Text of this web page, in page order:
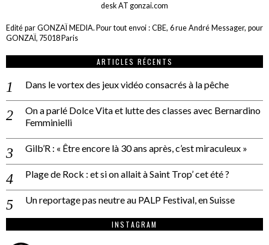
desk AT gonzai.com
Edité par GONZAÏ MEDIA. Pour tout envoi : CBE, 6 rue André Messager, pour
GONZAÏ, 75018 Paris
ARTICLES RÉCENTS
Dans le vortex des jeux vidéo consacrés à la pêche
On a parlé Dolce Vita et lutte des classes avec Bernardino
Femminielli
Gilb’R : « Être encore là 30 ans après, c’est miraculeux »
Plage de Rock : et si on allait à Saint Trop’ cet été ?
Un reportage pas neutre au PALP Festival, en Suisse
INSTAGRAM